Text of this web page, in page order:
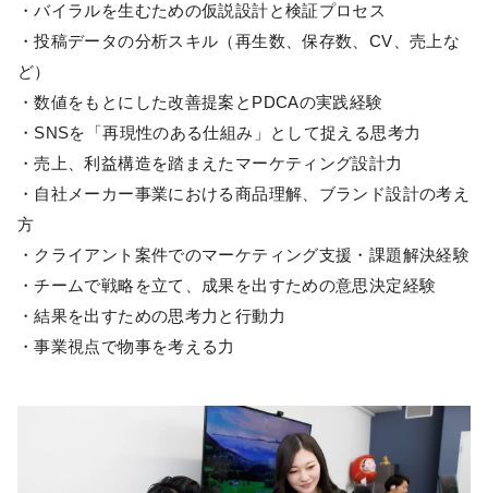
・バイラルを生むための仮説設計と検証プロセス
・投稿データの分析スキル（再生数、保存数、CV、売上な
ど）
・数値をもとにした改善提案とPDCAの実践経験
・SNSを「再現性のある仕組み」として捉える思考力
・売上、利益構造を踏まえたマーケティング設計力
・自社メーカー事業における商品理解、ブランド設計の考え
方
・クライアント案件でのマーケティング支援・課題解決経験
・チームで戦略を立て、成果を出すための意思決定経験
・結果を出すための思考力と行動力
・事業視点で物事を考える力